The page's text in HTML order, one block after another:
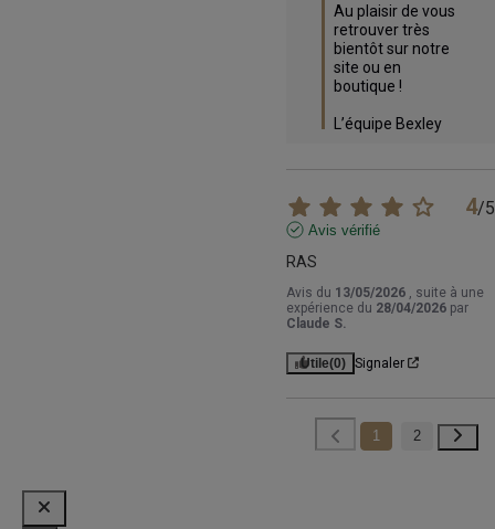
Au plaisir de vous
retrouver très
bientôt sur notre
site ou en
boutique !
L’équipe Bexley
4/5
Avis vérifié
RAS
Avis du 13/05/2026
, suite à une
expérience du 28/04/2026 par
Claude S.
Utile(0) Signaler
1 2